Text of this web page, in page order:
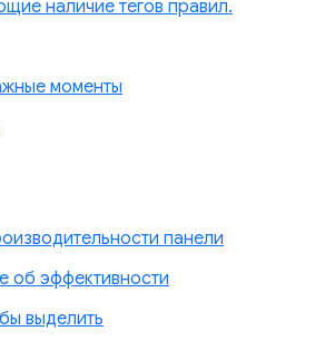
наличие тегов правил.
моменты
панели
об эффективности
выделить